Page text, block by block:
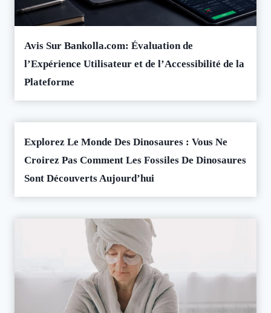
Avis Sur Bankolla.com: Évaluation de
l’Expérience Utilisateur et de l’Accessibilité de la
Plateforme
Explorez Le Monde Des Dinosaures : Vous Ne
Croirez Pas Comment Les Fossiles De Dinosaures
Sont Découverts Aujourd’hui